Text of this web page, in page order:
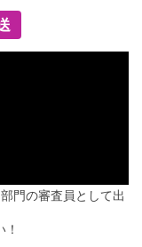
門の審査員として出